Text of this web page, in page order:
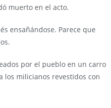
muerto en el acto.
ensañándose. Parece que
por el pueblo en un carro
los milicianos revestidos con